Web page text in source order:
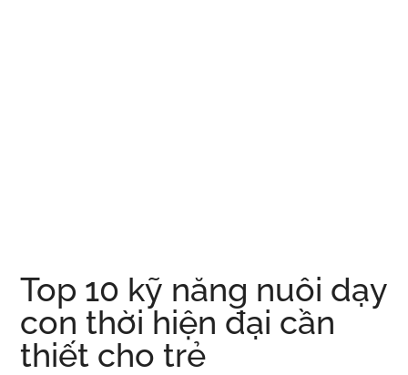
Top 10 kỹ năng nuôi dạy
con thời hiện đại cần
thiết cho trẻ